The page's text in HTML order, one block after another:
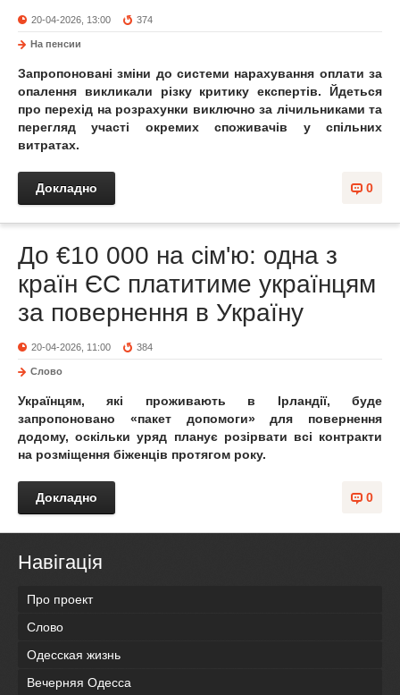
20-04-2026, 13:00 374
На пенсии
Запропоновані зміни до системи нарахування оплати за
опалення викликали різку критику експертів. Йдеться
про перехід на розрахунки виключно за лічильниками та
перегляд участі окремих споживачів у спільних
витратах.
0
Докладно
До €10 000 на сім'ю: одна з
країн ЄС платитиме українцям
за повернення в Україну
20-04-2026, 11:00 384
Слово
Українцям, які проживають в Ірландії, буде
запропоновано «пакет допомоги» для повернення
додому, оскільки уряд планує розірвати всі контракти
на розміщення біженців протягом року.
0
Докладно
Навігація
Про проект
Слово
Одесская жизнь
Вечерняя Одесса